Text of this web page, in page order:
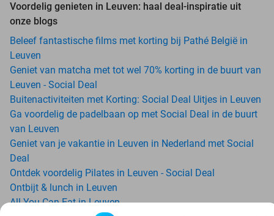
Voordelig genieten in Leuven: haal deal-inspiratie uit
onze blogs
Beleef fantastische films met korting bij Pathé België in
Leuven
Geniet van matcha met tot wel 70% korting in de buurt van
Leuven - Social Deal
Buitenactiviteiten met Korting: Social Deal Uitjes in Leuven
Ga voordelig de padelbaan op met Social Deal in de buurt
van Leuven
Geniet van je vakantie in Leuven in Nederland met Social
Deal
Ontdek voordelig Pilates in Leuven - Social Deal
Ontbijt & lunch in Leuven
All-You-Can-Eat in Leuven